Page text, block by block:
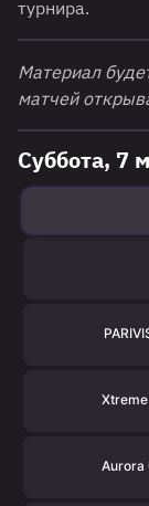
турнира.
Материал
матчей
Суббота, 7